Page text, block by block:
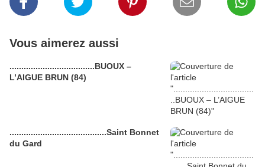
Vous aimerez aussi
....................................BUOUX –
L’AIGUE BRUN (84)
.........................................Saint Bonnet
du Gard